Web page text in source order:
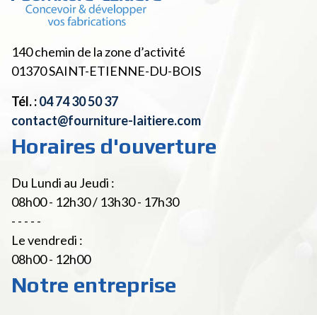
140 chemin de la zone d’activité
01370SAINT-ETIENNE-DU-BOIS
Tél. :04 74 30 50 37
contact@fourniture-laitiere.com
Horaires d'ouverture
Du Lundi au Jeudi :
08h00 - 12h30 / 13h30 - 17h30
- - - - -
Le vendredi :
08h00 - 12h00
Notre entreprise